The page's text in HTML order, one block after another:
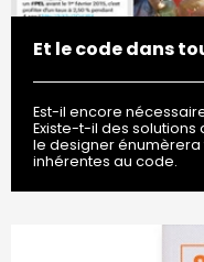
Et le code dans
Est-il encore
Existe-t-il des solutions
le designer
inhérentes au code.